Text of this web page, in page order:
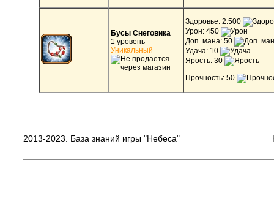
Бусы Снеговика
1 уровень
Уникальный
Здоровье: 2.500
Урон: 450
Доп. мана: 50
Удача: 10
Ярость: 30
Прочность: 50
2013-2023. База знаний игры "Небеса"